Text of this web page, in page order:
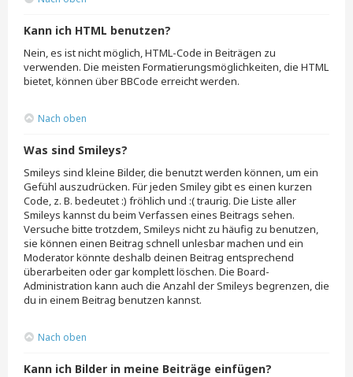
Kann ich HTML benutzen?
Nein, es ist nicht möglich, HTML-Code in Beiträgen zu
verwenden. Die meisten Formatierungsmöglichkeiten, die HTML
bietet, können über BBCode erreicht werden.
Nach oben
Was sind Smileys?
Smileys sind kleine Bilder, die benutzt werden können, um ein
Gefühl auszudrücken. Für jeden Smiley gibt es einen kurzen
Code, z. B. bedeutet :) fröhlich und :( traurig. Die Liste aller
Smileys kannst du beim Verfassen eines Beitrags sehen.
Versuche bitte trotzdem, Smileys nicht zu häufig zu benutzen,
sie können einen Beitrag schnell unlesbar machen und ein
Moderator könnte deshalb deinen Beitrag entsprechend
überarbeiten oder gar komplett löschen. Die Board-
Administration kann auch die Anzahl der Smileys begrenzen, die
du in einem Beitrag benutzen kannst.
Nach oben
Kann ich Bilder in meine Beiträge einfügen?